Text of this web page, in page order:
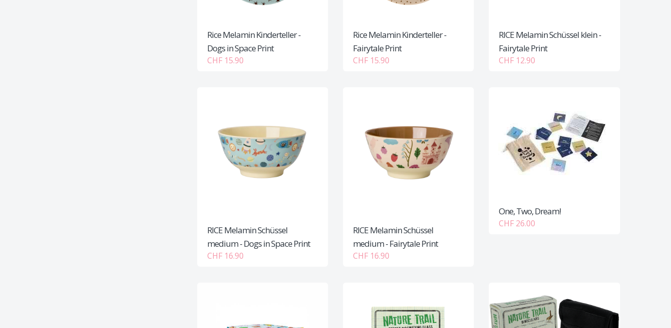
Rice Melamin Kinderteller -
Dogs in Space Print
CHF 15.90
Rice Melamin Kinderteller -
Fairytale Print
CHF 15.90
RICE Melamin Schüssel klein -
Fairytale Print
CHF 12.90
RICE Melamin Schüssel
medium - Dogs in Space Print
CHF 16.90
RICE Melamin Schüssel
medium - Fairytale Print
CHF 16.90
One, Two, Dream!
CHF 26.00